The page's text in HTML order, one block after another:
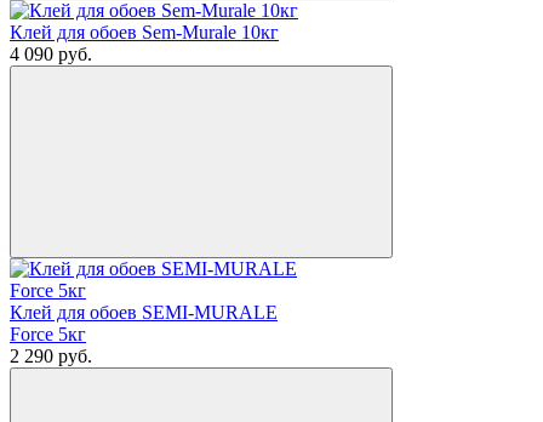
Клей для обоев Sem-Murale 10кг
4 090 руб.
Клей для обоев SEMI-MURALE
Force 5кг
2 290 руб.